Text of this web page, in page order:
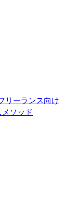
リーランス向け
ソッド